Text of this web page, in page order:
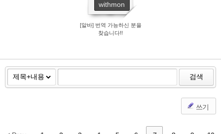
withmon
[알바] 번역 가능하신 분을
찾습니다!!
검색
쓰기